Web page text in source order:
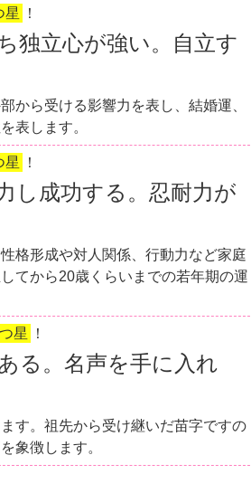
星 ！
独立心が強い。自立す
から受ける影響力を表し、結婚運、
表します。
星 ！
し成功する。忍耐力が
格形成や対人関係、行動力など家庭
てから20歳くらいまでの若年期の運
星 ！
る。名声を手に入れ
す。祖先から受け継いだ苗字ですの
象徴します。